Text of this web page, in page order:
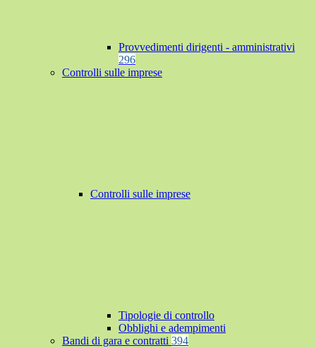
Provvedimenti dirigenti - amministrativi
296
Controlli sulle imprese
Controlli sulle imprese
Tipologie di controllo
Obblighi e adempimenti
Bandi di gara e contratti 394